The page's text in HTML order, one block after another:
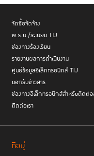
จัดซื้อจัดจ้าง
พ.ร.บ./ระเบียบ TIJ
ช่องทางร้องเรียน
รายงานผลการดำเนินงาน
ศูนย์ข้อมูลอิเล็กทรอนิกส์ TIJ
บอกรับข่าวสาร
ช่องทางอิเล็กทรอนิกส์สำหรับติดต่
ติดต่อเรา
ที่อยู่